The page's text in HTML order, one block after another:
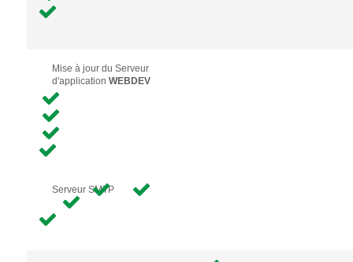
Mise à jour du Serveur
d'applicationWEBDEV
Serveur SMTP